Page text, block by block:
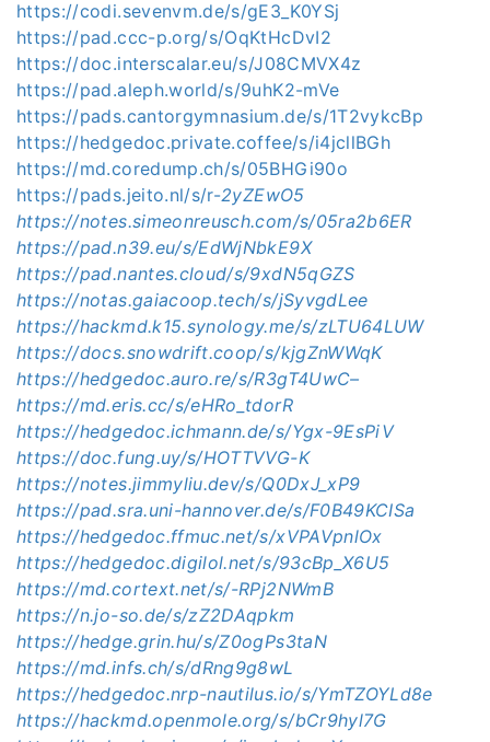
https://codi.sevenvm.de/s/gE3_K0YSj
https://pad.ccc-p.org/s/OqKtHcDvI2
https://doc.interscalar.eu/s/J08CMVX4z
https://pad.aleph.world/s/9uhK2-mVe
https://pads.cantorgymnasium.de/s/1T2vykcBp
https://hedgedoc.private.coffee/s/i4jcllBGh
https://md.coredump.ch/s/05BHGi90o
https://pads.jeito.nl/s/r-2yZEwO5
https://notes.simeonreusch.com/s/05ra2b6ER
https://pad.n39.eu/s/EdWjNbkE9X
https://pad.nantes.cloud/s/9xdN5qGZS
https://notas.gaiacoop.tech/s/jSyvgdLee
https://hackmd.k15.synology.me/s/zLTU64LUW
https://docs.snowdrift.coop/s/kjgZnWWqK
https://hedgedoc.auro.re/s/R3gT4UwC–
https://md.eris.cc/s/eHRo_tdorR
https://hedgedoc.ichmann.de/s/Ygx-9EsPiV
https://doc.fung.uy/s/HOTTVVG-K
https://notes.jimmyliu.dev/s/Q0DxJ_xP9
https://pad.sra.uni-hannover.de/s/F0B49KCISa
https://hedgedoc.ffmuc.net/s/xVPAVpnlOx
https://hedgedoc.digilol.net/s/93cBp_X6U5
https://md.cortext.net/s/-RPj2NWmB
https://n.jo-so.de/s/zZ2DAqpkm
https://hedge.grin.hu/s/Z0ogPs3taN
https://md.infs.ch/s/dRng9g8wL
https://hedgedoc.nrp-nautilus.io/s/YmTZOYLd8e
https://hackmd.openmole.org/s/bCr9hyl7G